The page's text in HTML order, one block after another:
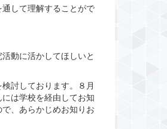
して理解することがで
動に活かしてほしいと
討しております。８月
は学校を経由してお知
、あらかじめお知りお